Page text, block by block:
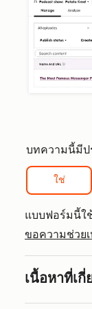
บทความนี้มีป
ใช่
แบบฟอร์มนี้ใ
ขอความช่วย
เนื้อหาที่เกี่